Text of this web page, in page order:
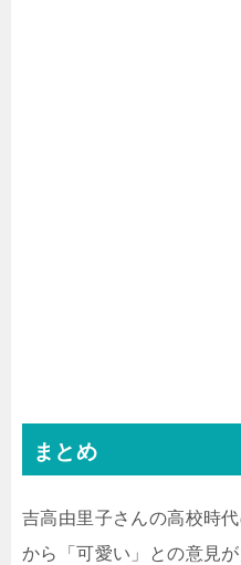
まとめ
吉高由里子さんの高校時
から「可愛い」との意見が